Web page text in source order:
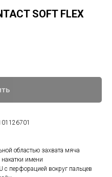
SOFT FLEX
областью захвата мяча
имени
перфорацией вокруг пальцев